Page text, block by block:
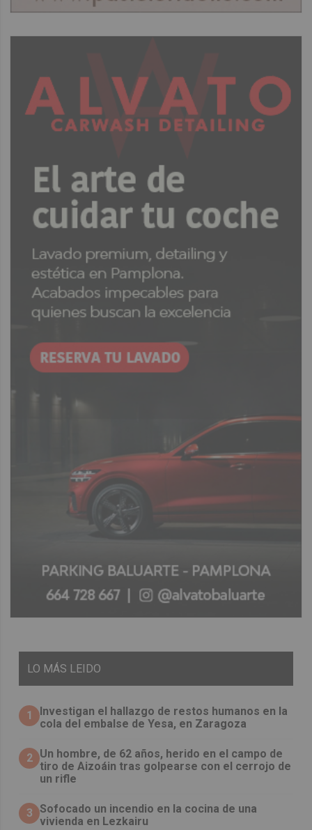
LO MÁS LEIDO
1
Investigan el hallazgo de restos humanos en la
cola del embalse de Yesa, en Zaragoza
2 Un hombre, de 62 años, herido en el campo de
tiro de Aizoáin tras golpearse con el cerrojo de
un rifle
3 Sofocado un incendio en la cocina de una
vivienda en Lezkairu